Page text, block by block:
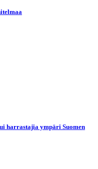
harrastajia ympäri Suomen